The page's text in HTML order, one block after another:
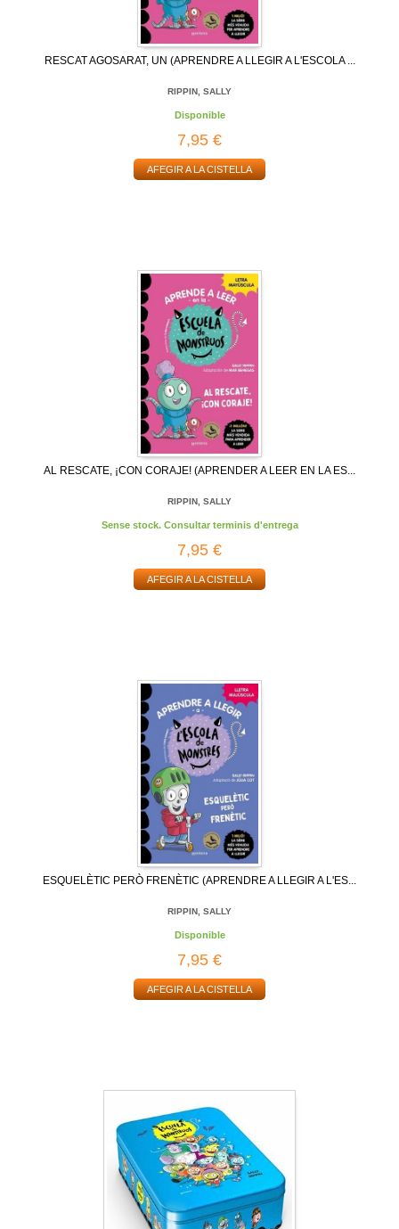
RESCAT AGOSARAT, UN (APRENDRE A LLEGIR A L'ESCOLA ...
RIPPIN, SALLY
Disponible
7,95 €
AFEGIR A LA CISTELLA
AL RESCATE, ¡CON CORAJE! (APRENDER A LEER EN LA ES...
RIPPIN, SALLY
Sense stock. Consultar terminis d'entrega
7,95 €
AFEGIR A LA CISTELLA
ESQUELÈTIC PERÒ FRENÈTIC (APRENDRE A LLEGIR A L'ES...
RIPPIN, SALLY
Disponible
7,95 €
AFEGIR A LA CISTELLA